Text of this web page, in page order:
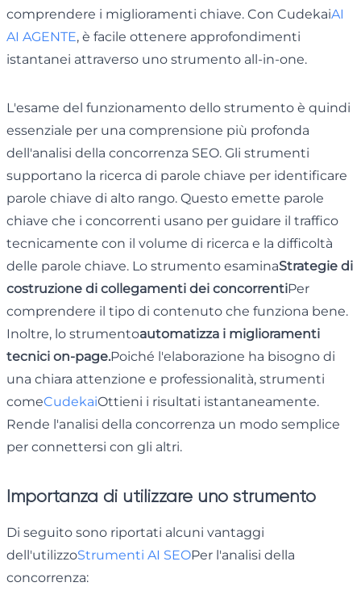
comprendere i miglioramenti chiave. Con CudekaiAI
AI AGENTE, è facile ottenere approfondimenti
istantanei attraverso uno strumento all-in-one.
L'esame del funzionamento dello strumento è quindi
essenziale per una comprensione più profonda
dell'analisi della concorrenza SEO. Gli strumenti
supportano la ricerca di parole chiave per identificare
parole chiave di alto rango. Questo emette parole
chiave che i concorrenti usano per guidare il traffico
tecnicamente con il volume di ricerca e la difficoltà
delle parole chiave. Lo strumento esaminaStrategie di
costruzione di collegamenti dei concorrentiPer
comprendere il tipo di contenuto che funziona bene.
Inoltre, lo strumentoautomatizza i miglioramenti
tecnici on-page.Poiché l'elaborazione ha bisogno di
una chiara attenzione e professionalità, strumenti
comeCudekaiOttieni i risultati istantaneamente.
Rende l'analisi della concorrenza un modo semplice
per connettersi con gli altri.
Importanza di utilizzare uno strumento
Di seguito sono riportati alcuni vantaggi
dell'utilizzoStrumenti AI SEOPer l'analisi della
concorrenza: